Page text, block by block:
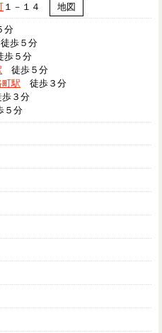
１－１４ 地図
分
歩５分
５分
徒歩５分
駅 徒歩３分
３分
５分